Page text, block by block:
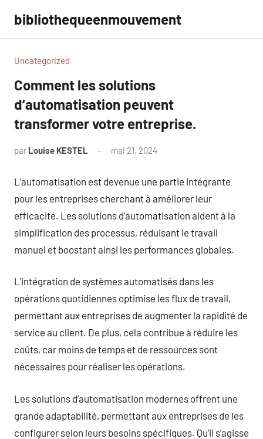
contenu
bibliothequeenmouvement
Uncategorized
Comment les solutions
d’automatisation peuvent
transformer votre entreprise.
par Louise KESTEL mai 21, 2024
L’automatisation est devenue une partie intégrante
pour les entreprises cherchant à améliorer leur
efficacité. Les solutions d’automatisation aident à la
simplification des processus, réduisant le travail
manuel et boostant ainsi les performances globales.
L’intégration de systèmes automatisés dans les
opérations quotidiennes optimise les flux de travail,
permettant aux entreprises de augmenter la rapidité de
service au client. De plus, cela contribue à réduire les
coûts, car moins de temps et de ressources sont
nécessaires pour réaliser les opérations.
Les solutions d’automatisation modernes offrent une
grande adaptabilité, permettant aux entreprises de les
configurer selon leurs besoins spécifiques. Qu’il s’agisse